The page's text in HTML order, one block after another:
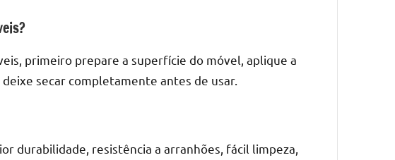
primeiro prepare a superfície do móvel, aplique a
secar completamente antes de usar.
durabilidade, resistência a arranhões, fácil limpeza,